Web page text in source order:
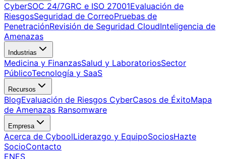
CyberSOC 24/7GRC e ISO 27001Evaluación de
RiesgosSeguridad de CorreoPruebas de
PenetraciónRevisión de Seguridad CloudInteligencia de
Amenazas
Industrias
Medicina y FinanzasSalud y LaboratoriosSector
PúblicoTecnología y SaaS
Recursos
BlogEvaluación de Riesgos CyberCasos de ÉxitoMapa
de Amenazas Ransomware
Empresa
Acerca de CyboolLiderazgo y EquipoSociosHazte
SocioContacto
ENES